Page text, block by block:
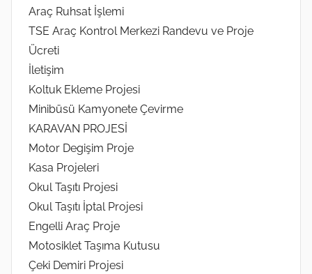
Araç Ruhsat İşlemi
TSE Araç Kontrol Merkezi Randevu ve Proje
Ücreti
İletişim
Koltuk Ekleme Projesi
Minibüsü Kamyonete Çevirme
KARAVAN PROJESİ
Motor Degişim Proje
Kasa Projeleri
Okul Taşıtı Projesi
Okul Taşıtı İptal Projesi
Engelli Araç Proje
Motosiklet Taşıma Kutusu
Çeki Demiri Projesi